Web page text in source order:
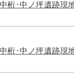
桁･中ノ坪遺跡現
桁･中ノ坪遺跡現